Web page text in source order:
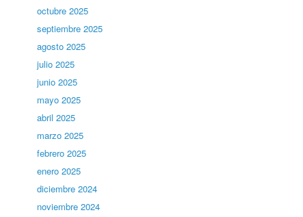
octubre 2025
septiembre 2025
agosto 2025
julio 2025
junio 2025
mayo 2025
abril 2025
marzo 2025
febrero 2025
enero 2025
diciembre 2024
noviembre 2024